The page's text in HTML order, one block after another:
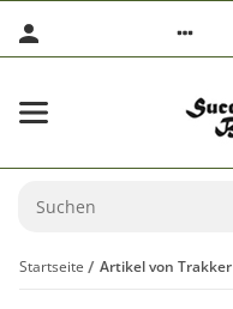
Startseite Artikel von Trakker